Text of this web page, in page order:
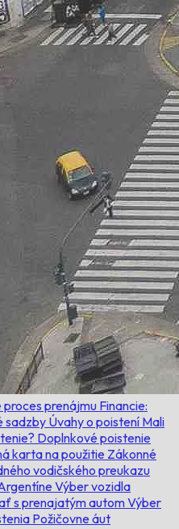
prenájmu Financie:
sadzby Úvahy o poistení Mali
Doplnkové poistenie
karta na použitie Zákonné
vodičského preukazu
Výber vozidla
s prenajatým automVýber
Požičovne áut